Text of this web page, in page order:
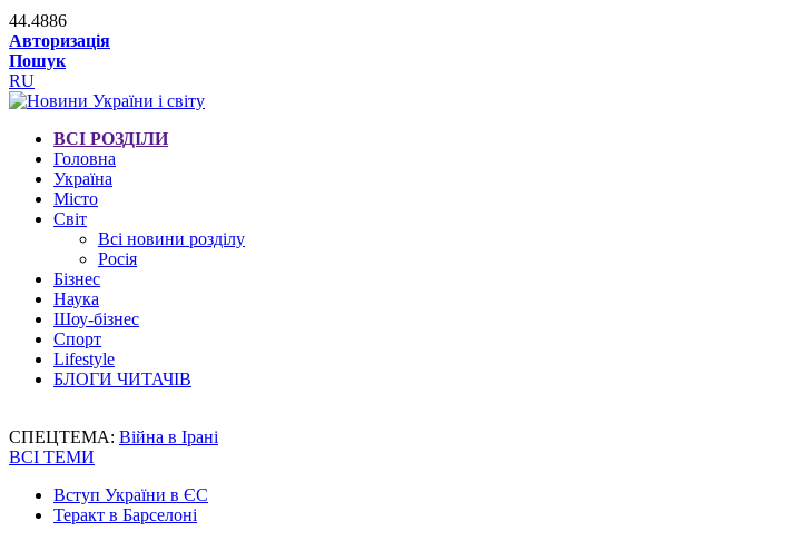
44.4886
Авторизація
Пошук
RU
ВСІ РОЗДІЛИ
Головна
Україна
Місто
Світ
Всі новини розділу
Росія
Бізнес
Наука
Шоу-бізнес
Спорт
Lifestyle
БЛОГИ ЧИТАЧІВ
СПЕЦТЕМА: Війна в Ірані
ВСІ ТЕМИ
Вступ України в ЄС
Теракт в Барселоні